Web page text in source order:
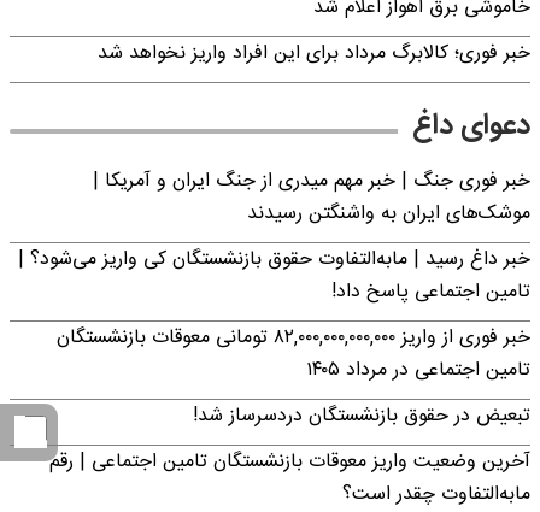
خاموشی برق اهواز اعلام شد
خبر فوری؛ کالابرگ مرداد برای این افراد واریز نخواهد شد
دعوای داغ
خبر فوری جنگ | خبر مهم میدری از جنگ ایران و آمریکا |
موشک‌های ایران به واشنگتن رسیدند
خبر داغ رسید | مابه‌التفاوت حقوق بازنشستگان کی واریز می‌شود؟ |
تامین اجتماعی پاسخ داد!
خبر فوری از واریز ۸۲,۰۰۰,۰۰۰,۰۰۰,۰۰۰ تومانی معوقات بازنشستگان
تامین اجتماعی در مرداد ۱۴۰۵
تبعیض در حقوق بازنشستگان دردسرساز شد!
آخرین وضعیت واریز معوقات بازنشستگان تامین اجتماعی | رقم
مابه‌التفاوت چقدر است؟